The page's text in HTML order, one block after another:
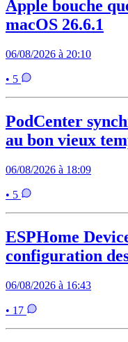
Apple bouche
macOS 26.6.1
06/08/2026 à 20:10
• 5
PodCenter
au bon vieux
06/08/2026 à 18:09
• 5
ESPHome
configuration
06/08/2026 à 16:43
• 17